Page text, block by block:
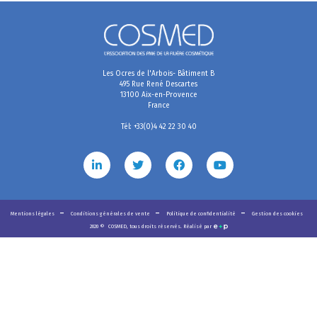
Les Ocres de l'Arbois- Bâtiment B
495 Rue René Descartes
13100 Aix-en-Provence
France
Tél: +33(0)4 42 22 30 40
Mentions légales Conditions générales de vente Politique de confidentialité
Gestion des cookies
2020 © COSMED, tous droits réservés. Réalisé par